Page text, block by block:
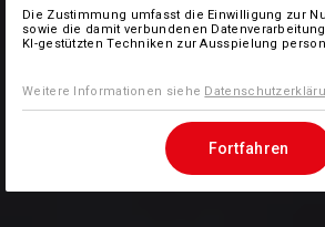
Die Zustimmung umfasst die Einwilligung zur
sowie die damit verbundenen
KI-gestützten Techniken zur Ausspielung
Weitere Informationen siehe
Fortfahren